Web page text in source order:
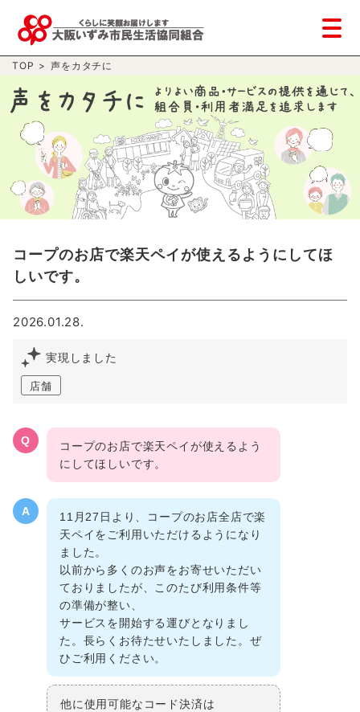
TOP > 声をカタチに
コープのお店で楽天ペイが使えるようにしてほ
しいです。
2026.01.28.
実現しました
店舗
Q
コープのお店で楽天ペイが使えるよう
にしてほしいです。
A
11月27日より、コープのお店全店で楽
天ペイをご利用いただけるようになり
ました。
以前から多くのお声をお寄せいただい
ておりましたが、このたび利用条件等
の準備が整い、
サービスを開始する運びとなりまし
た。長らくお待たせいたしました。ぜ
ひご利用ください。
他に使用可能なコード決済は